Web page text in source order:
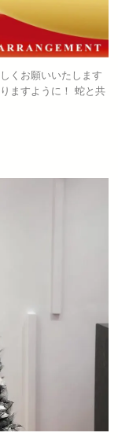
くお願いいたします
ますように！ 蛇と共